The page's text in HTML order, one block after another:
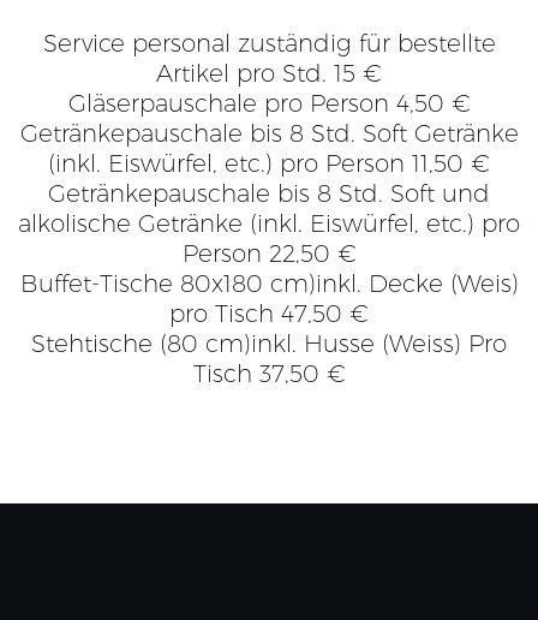
Service personal zuständig für bestellte
Artikel pro Std. 15 €
Gläserpauschale pro Person 4,50 €
Getränkepauschale bis 8 Std. Soft Getränke
(inkl. Eiswürfel, etc.) pro Person 11,50 €
Getränkepauschale bis 8 Std. Soft und
alkolische Getränke (inkl. Eiswürfel, etc.) pro
Person 22,50 €
Buffet-Tische 80x180 cm)inkl. Decke (Weis)
pro Tisch 47,50 €
Stehtische (80 cm)inkl. Husse (Weiss) Pro
Tisch 37,50 €